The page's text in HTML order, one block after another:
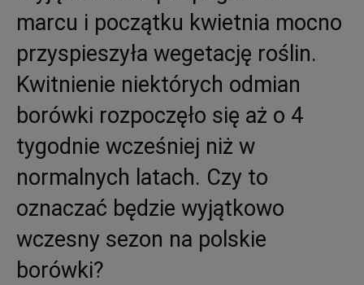
marcu i początku kwietnia mocno
przyspieszyła wegetację roślin.
Kwitnienie niektórych odmian
borówki rozpoczęło się aż o 4
tygodnie wcześniej niż w
normalnych latach. Czy to
oznaczać będzie wyjątkowo
wczesny sezon na polskie
borówki?